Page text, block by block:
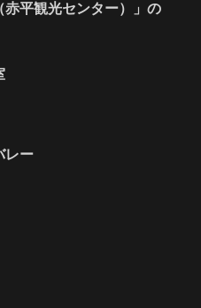
赤平観光センター）」の
レー